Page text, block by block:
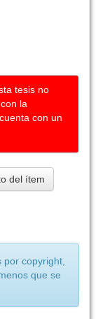
tesis no
la
con un
del ítem
copyright,
que se